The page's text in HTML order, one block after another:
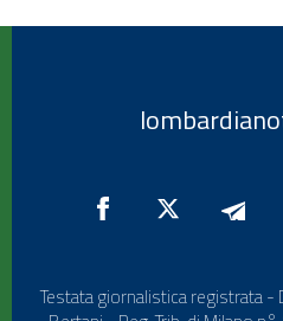
Testata giornalistica registrata